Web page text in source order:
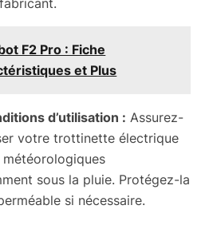
F2 Pro : Fiche
et Plus
d’utilisation : Assurez-
votre trottinette électrique
sous la pluie. Protégez-la
si nécessaire.